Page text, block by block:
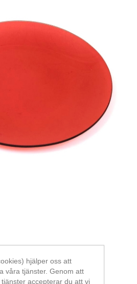
hjälper oss att
våra tjänster. Genom att
accepterar du att vi